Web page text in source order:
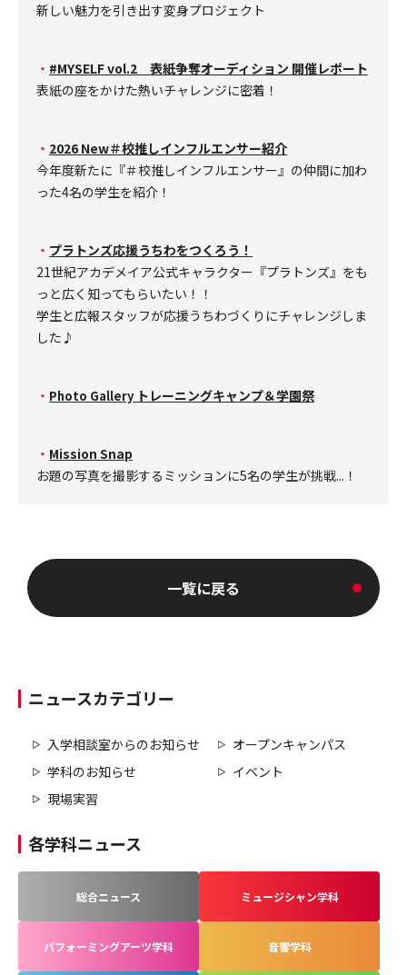
新しい魅力を引き出す変身プロジェクト
・ #MYSELF vol.2 表紙争奪オーディション 開催レポート
表紙の座をかけた熱いチャレンジに密着！
・ 2026 New＃校推しインフルエンサー紹介
今年度新たに『＃校推しインフルエンサー』の仲間に加わ
った4名の学生を紹介！
・ プラトンズ応援うちわをつくろう！
21世紀アカデメイア公式キャラクター『プラトンズ』をも
っと広く知ってもらいたい！！
学生と広報スタッフが応援うちわづくりにチャレンジしま
した♪
・ Photo Galleryトレーニングキャンプ＆学園祭
・ Mission Snap
お題の写真を撮影するミッションに5名の学生が挑戦...！
一覧に戻る
ニュースカテゴリー
入学相談室からのお知らせ
オープンキャンパス
学科のお知らせ
イベント
現場実習
各学科ニュース
総合ニュース ミュージシャン学科
パフォーミングアーツ学科 音響学科